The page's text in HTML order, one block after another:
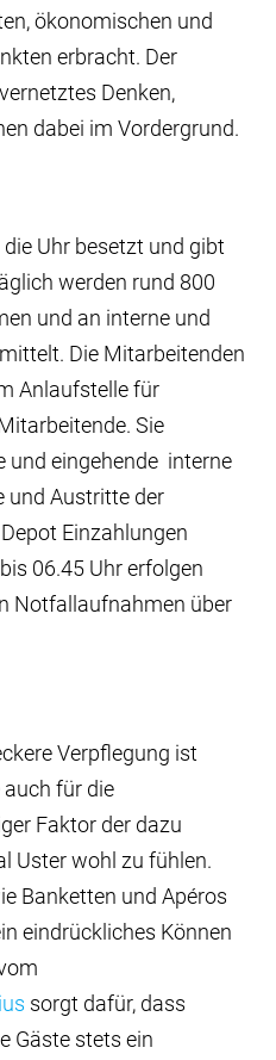
ökonomischen und
erbracht. Der
Denken,
dabei im Vordergrund.
Uhr besetzt und gibt
werden rund 800
und an interne und
Die Mitarbeitenden
Anlaufstelle für
Sie
und eingehende interne
und Austritte der
Einzahlungen
06.45 Uhr erfolgen
Notfallaufnahmen über
Verpflegung ist
für die
Faktor der dazu
Uster wohl zu fühlen.
Banketten und Apéros
eindrückliches Können
sorgt dafür, dass
Gäste stets ein